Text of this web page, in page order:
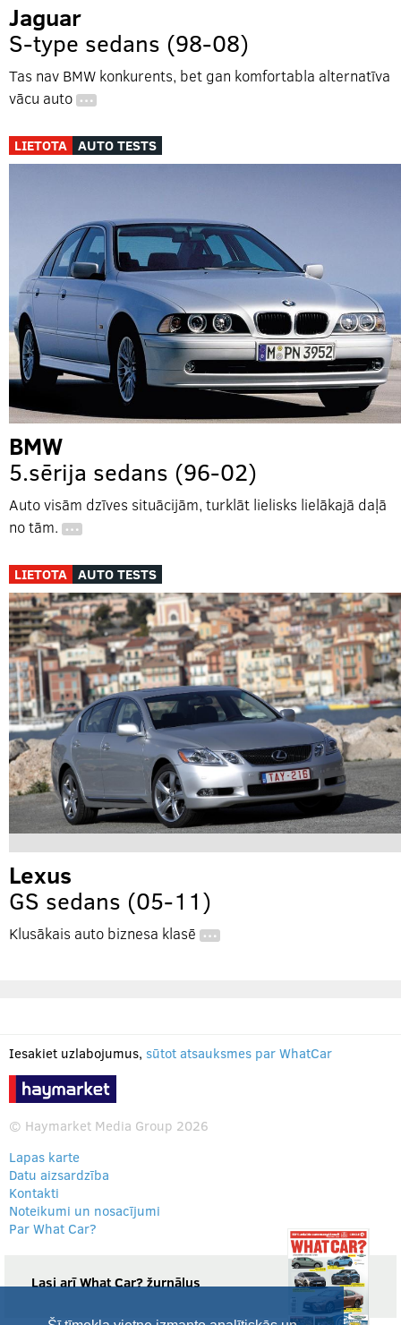
Jaguar
S-type sedans (98-08)
Tas nav BMW konkurents, bet gan komfortabla alternatīva
vācu auto …
LIETOTA AUTO TESTS
BMW
5.sērija sedans (96-02)
Auto visām dzīves situācijām, turklāt lielisks lielākajā daļā
no tām. …
LIETOTA AUTO TESTS
Lexus
GS sedans (05-11)
Klusākais auto biznesa klasē …
Iesakiet uzlabojumus, sūtot atsauksmes par WhatCar
© Haymarket Media Group 2026
Lapas karte
Datu aizsardzība
Kontakti
Noteikumi un nosacījumi
Par What Car?
Lasi arī What Car? žurnālus